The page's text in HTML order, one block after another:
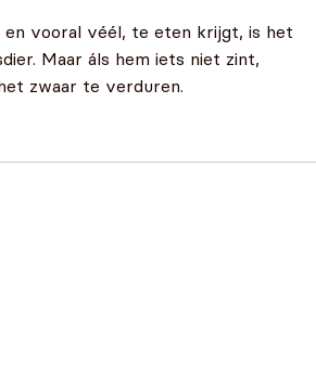
en vooral véél, te eten krijgt, is het
Maar áls hem iets niet zint,
zwaar te verduren.